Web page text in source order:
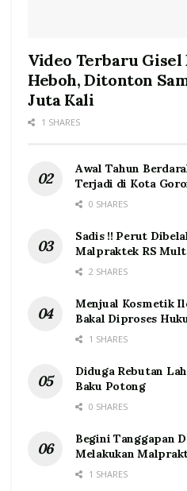
Video Terbaru Gisel
Heboh, Ditonton
Juta Kali
1 SHARES
Awal Tahun
Terjadi di Kota
0 SHARES
Sadis !! Perut
Malpraktek RS
2 SHARES
Menjual Kosmetik
Bakal Diproses
1 SHARES
Diduga Rebutan
Baku Potong
0 SHARES
Begini Tanggapan
Melakukan
1 SHARES